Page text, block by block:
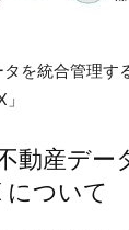
を統合管理す
動産デー
について